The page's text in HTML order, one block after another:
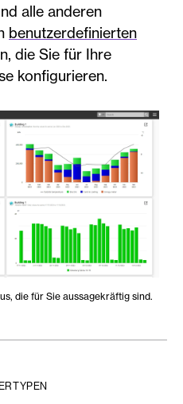
alle anderen
benutzerdefinierten
die Sie für Ihre
konfigurieren.
die für Sie aussagekräftig sind.